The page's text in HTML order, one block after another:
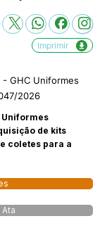
Imprimir
GHC Uniformes
2026
Uniformes
de kits
coletes para a
Ata